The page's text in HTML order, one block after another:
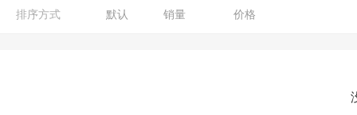
排序方式 默认 销量 价格